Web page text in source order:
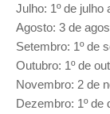
Julho: 1º de julho
Agosto: 3 de
Setembro: 1º de
Outubro: 1º de
Novembro: 2 de
Dezembro: 1º de